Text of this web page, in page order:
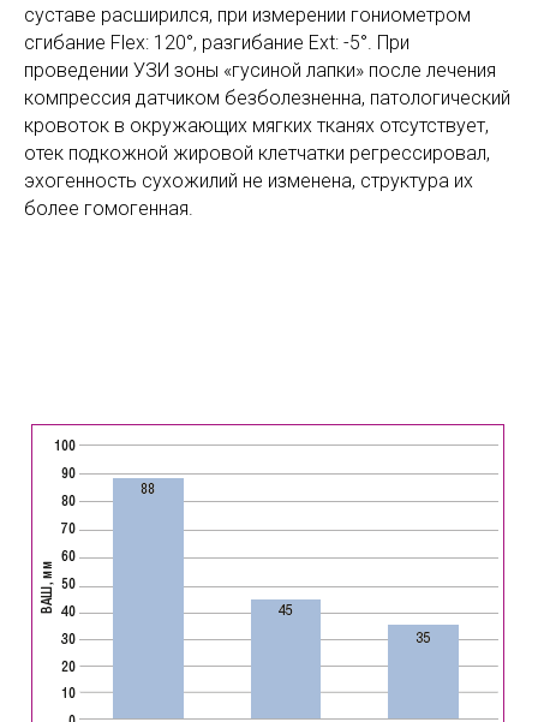
суставе расширился, при измерении гониометром
сгибание Flex: 120°, разгибание Ext: -5°. При
проведении УЗИ зоны «гусиной лапки» после лечения
компрессия датчиком безболезненна, патологический
кровоток в окружающих мягких тканях отсутствует,
отек подкожной жировой клетчатки регрессировал,
эхогенность сухожилий не изменена, структура их
более гомогенная.